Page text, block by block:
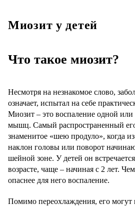
Миозит у детей
Что такое миозит?
Несмотря на незнакомое слово,
означает, испытал на себе
Миозит – это воспаление одной или
мышц. Самый распространенный
знаменитое «шею продуло», когда
наклон головы или поворот
шейной зоне. У детей он
возрасте, чаще – начиная с 2 лет.
опаснее для него воспаление.
Помимо переохлаждения, его могут